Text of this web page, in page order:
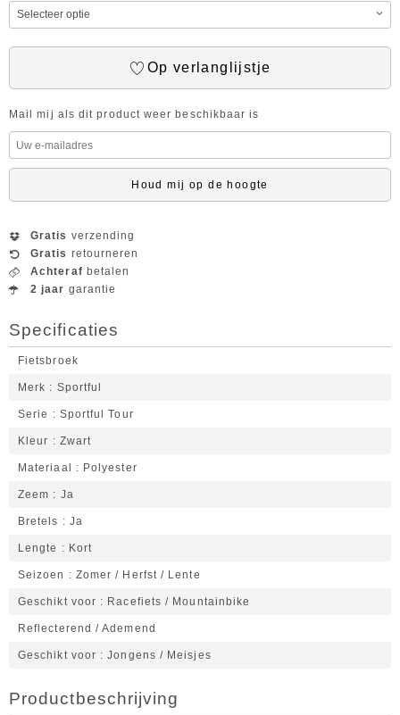
Op verlanglijstje
Mail mij als dit product weer beschikbaar is
Houd mij op de hoogte
Gratis verzending
Gratis retourneren
Achteraf betalen
2 jaar garantie
Specificaties
Fietsbroek
Merk Sportful
Serie Sportful Tour
Kleur Zwart
Materiaal Polyester
Zeem Ja
Bretels Ja
Lengte Kort
Seizoen Zomer / Herfst / Lente
Geschikt voor Racefiets / Mountainbike
Reflecterend / Ademend
Geschikt voor Jongens / Meisjes
Productbeschrijving